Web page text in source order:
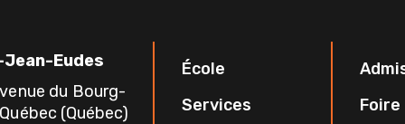
Eudes
du Bourg-
(Québec)
École
Services